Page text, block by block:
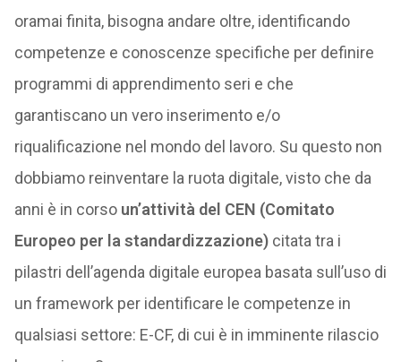
oramai finita, bisogna andare oltre, identificando
competenze e conoscenze specifiche per definire
programmi di apprendimento seri e che
garantiscano un vero inserimento e/o
riqualificazione nel mondo del lavoro. Su questo non
dobbiamo reinventare la ruota digitale, visto che da
anni è in corso un’attività del CEN (Comitato
Europeo per la standardizzazione) citata tra i
pilastri dell’agenda digitale europea basata sull’uso di
un framework per identificare le competenze in
qualsiasi settore: E-CF, di cui è in imminente rilascio